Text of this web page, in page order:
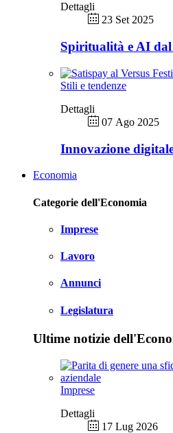
Dettagli
23 Set 2025
Spiritualità e AI dal
Stili e tendenze
Dettagli
07 Ago 2025
Innovazione
Economia
Categorie dell'Economia
Imprese
Lavoro
Annunci
Legislatura
Ultime notizie
Imprese
Dettagli
17 Lug 2026